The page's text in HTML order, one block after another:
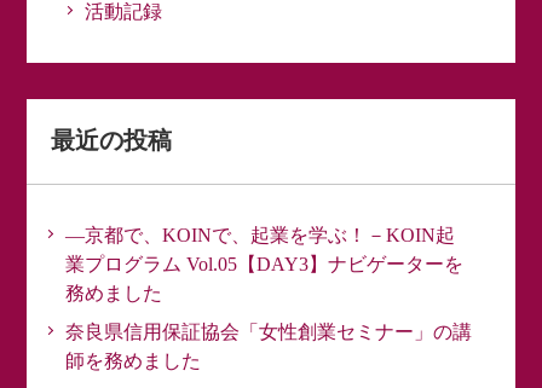
活動記録
最近の投稿
―京都で、KOINで、起業を学ぶ！－KOIN起
業プログラム Vol.05【DAY3】ナビゲーターを
務めました
奈良県信用保証協会「女性創業セミナー」の講
師を務めました